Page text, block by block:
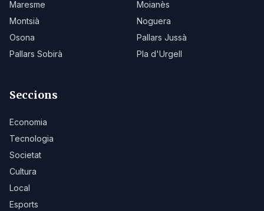
Maresme
Moianès
Montsià
Noguera
Osona
Pallars Jussà
Pallars Sobirà
Pla d'Urgell
Seccions
Economia
Tecnologia
Societat
Cultura
Local
Esports